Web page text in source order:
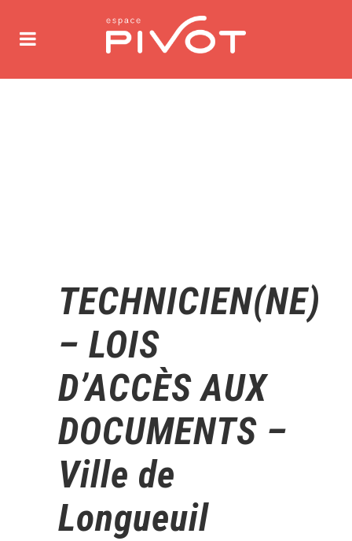
TECHNICIEN(NE)
– LOIS
D’ACCÈS AUX
DOCUMENTS –
Ville de
Longueuil